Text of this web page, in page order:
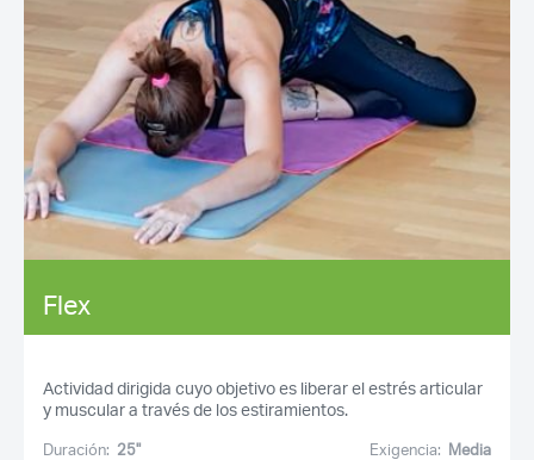
Flex
Actividad dirigida cuyo objetivo es liberar el estrés articular
y muscular a través de los estiramientos.
Duración: 25'' Exigencia: Media